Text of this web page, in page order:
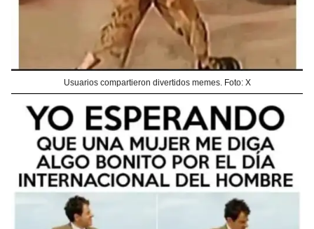
Usuarios compartieron divertidos memes. Foto: X